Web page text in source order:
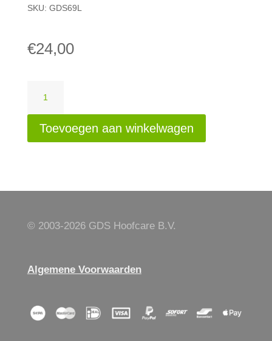
SKU: GDS69L
€24,00
aantalToevoegen aan winkelwagen
© 2003-2026 GDS Hoofcare B.V.
Algemene Voorwaarden